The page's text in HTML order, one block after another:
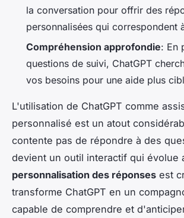
la conversation pour offrir des
personnalisées qui correspondent
Compréhension approfondie: En
questions de suivi, ChatGPT
vos besoins pour une aide plus
L'utilisation de ChatGPT comme
personnalisé est un atout
contente pas de répondre à des
devient un outil interactif qui évolue
personnalisation des réponses est
transforme ChatGPT en un
capable de comprendre et